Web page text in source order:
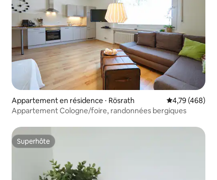
Appartement en résidence ⋅ Rösrath Évaluation
4,79 (468)
Appartement Cologne/foire, randonnées bergiques
Superhôte
Superhôte